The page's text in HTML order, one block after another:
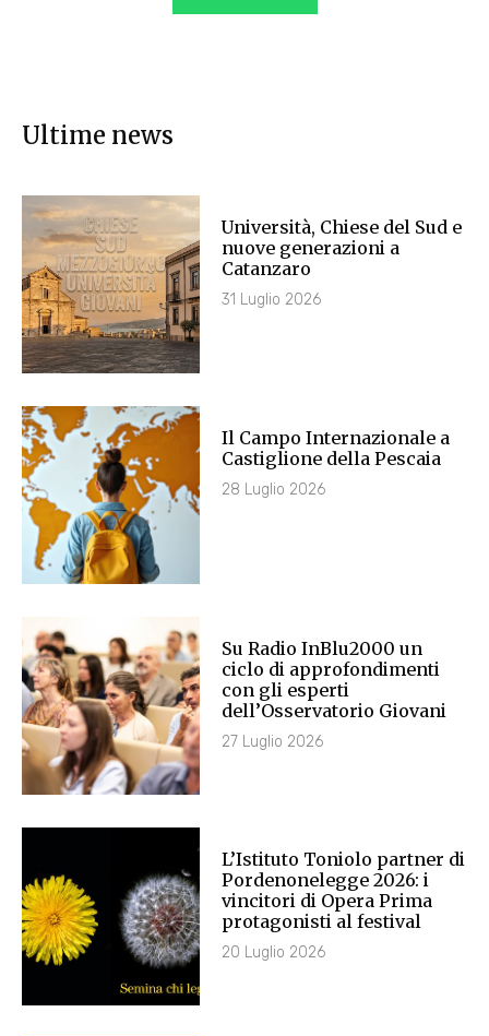
Ultime news
Università, Chiese del Sud e
nuove generazioni a
Catanzaro
31 Luglio 2026
Il Campo Internazionale a
Castiglione della Pescaia
28 Luglio 2026
Su Radio InBlu2000 un
ciclo di approfondimenti
con gli esperti
dell’Osservatorio Giovani
27 Luglio 2026
L’Istituto Toniolo partner di
Pordenonelegge 2026: i
vincitori di Opera Prima
protagonisti al festival
20 Luglio 2026